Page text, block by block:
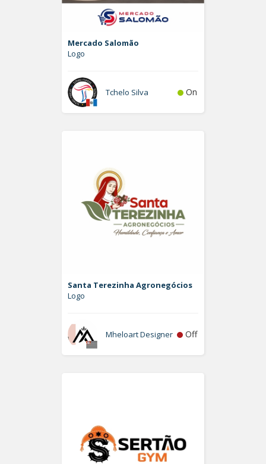
Mercado Salomão
Logo
Tchelo Silva On
Santa Terezinha Agronegócios
Logo
Mheloart Designer Off